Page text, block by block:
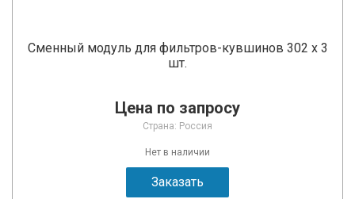
Сменный модуль для фильтров-кувшинов 302 х 3
шт.
Цена по запросу
Страна: Россия
Нет в наличии
Заказать